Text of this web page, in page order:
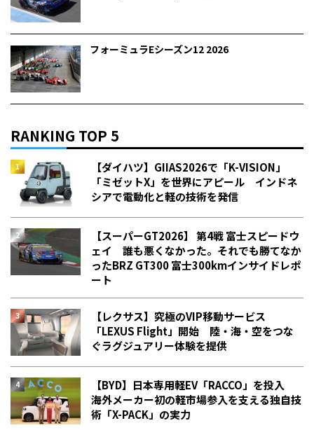
フォーミュラEシーズン12 2026
RANKING TOP 5
【ダイハツ】GIIAS2026で「K-VISION」
「ミゼットX」を世界にアピール インドネ
シアで電動化と軽の技術を発信
【スーパーGT2026】 第4戦 富士スピードウ
ェイ 誰も悪くなかった。それでも勝てなか
った――BRZ GT300 富士300kmインサイドレポ
ート
【レクサス】究極のVIP移動サービス
「LEXUS Flight」開始 陸・海・空をつな
ぐラグジュアリー体験を提供
【BYD】日本専用軽EV「RACCO」を投入
海外メーカー初の軽市場参入を支える独自技
術「X-PACK」の実力